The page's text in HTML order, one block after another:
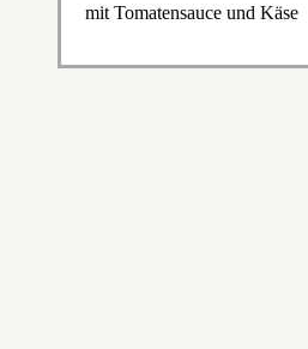
mit Tomatensauce und Käse